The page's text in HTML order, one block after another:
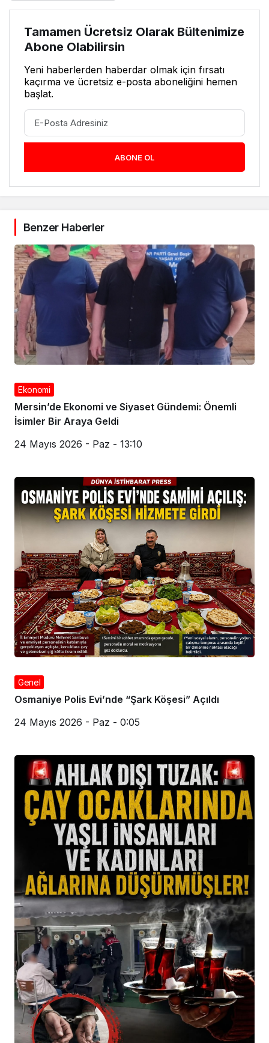
Tamamen Ücretsiz Olarak Bültenimize
Abone Olabilirsin
Yeni haberlerden haberdar olmak için fırsatı
kaçırma ve ücretsiz e-posta aboneliğini hemen
başlat.
ABONE OL
Benzer Haberler
Ekonomi
Mersin’de Ekonomi ve Siyaset Gündemi: Önemli
İsimler Bir Araya Geldi
24 Mayıs 2026 - Paz - 13:10
Genel
Osmaniye Polis Evi’nde “Şark Köşesi” Açıldı
24 Mayıs 2026 - Paz - 0:05